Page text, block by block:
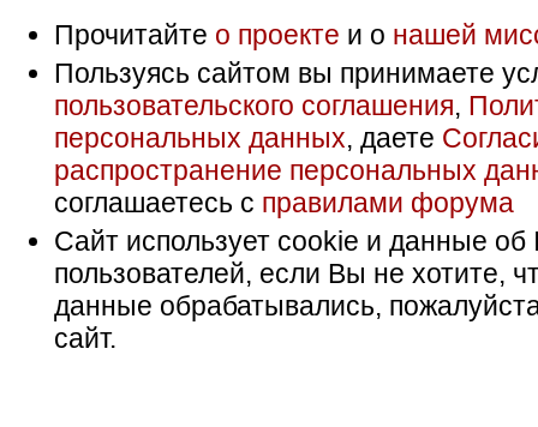
Прочитайте о проекте и о нашей
Пользуясь сайтом вы принимаете
пользовательского соглашения,
персональных данных, даете
распространение персональных
соглашаетесь с правилами форума
Сайт использует cookie и данные об
пользователей, если Вы не хотите,
данные обрабатывались,
сайт.